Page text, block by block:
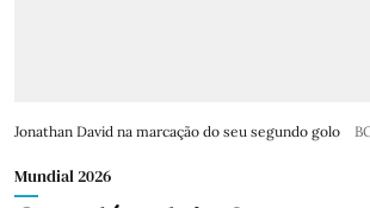
Jonathan David na marcação do seu segundo golo
Mundial 2026